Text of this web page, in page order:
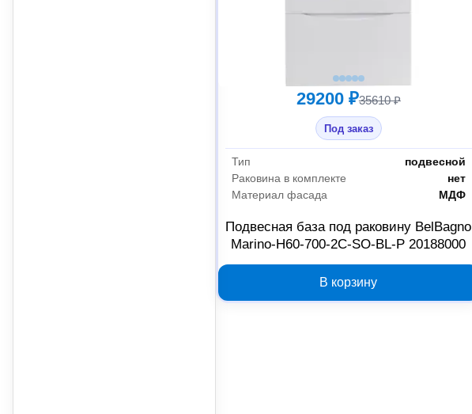
29200 ₽35610 ₽
Под заказ
Тип
подвесной
Раковина в комплекте
нет
Материал фасада
МДФ
Подвесная база под раковину BelBagno
Marino-H60-700-2C-SO-BL-P 20188000
В корзину